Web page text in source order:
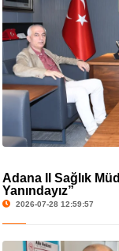
Adana İl Sağlık
Yanındayız”
2026-07-28 12:59:57